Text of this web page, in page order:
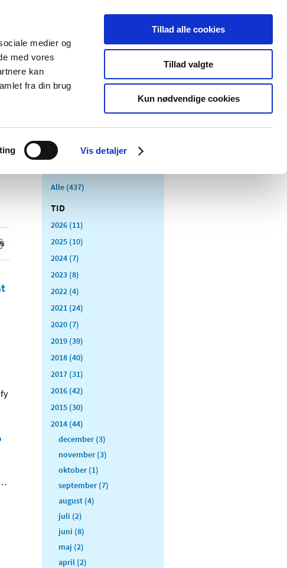
medier og
med vores
kan
fra din brug
Vis detaljer
Tillad alle cookies
Tillad valgte
Kun nødvendige cookies
Udgivelser
Medicinsk
Særlige
produktområder
Alle (437)
TID
2026 (11)
2025 (10)
2024 (7)
2023 (8)
2022 (4)
2021 (24)
2020 (7)
2019 (39)
2018 (40)
2017 (31)
2016 (42)
2015 (30)
2014 (44)
december (3)
november (3)
oktober (1)
september (7)
august (4)
juli (2)
juni (8)
maj (2)
april (2)